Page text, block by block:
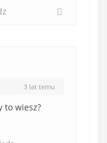
3 lat temu
to wiesz?